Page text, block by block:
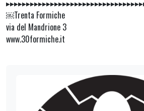
￼Trenta Formiche
via del Mandrione 3
www.30formiche.it